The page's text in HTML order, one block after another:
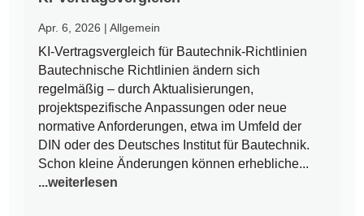
Apr. 6, 2026 |Allgemein
KI-Vertragsvergleich für Bautechnik-Richtlinien
Bautechnische Richtlinien ändern sich
regelmäßig – durch Aktualisierungen,
projektspezifische Anpassungen oder neue
normative Anforderungen, etwa im Umfeld der
DIN oder des Deutsches Institut für Bautechnik.
Schon kleine Änderungen können erhebliche...
...weiterlesen